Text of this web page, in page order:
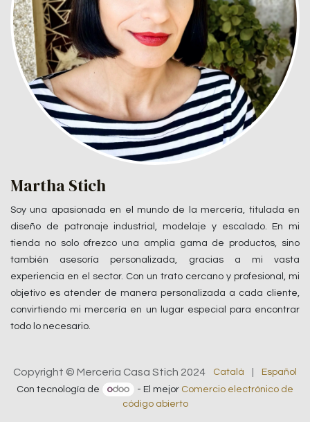
Martha Stich
Soy una apasionada en el mundo de la mercería, titulada en
diseño de patronaje industrial, modelaje y escalado. En mi
tienda no solo ofrezco una amplia gama de productos, sino
también asesoría personalizada, gracias a mi vasta
experiencia en el sector. Con un trato cercano y profesional, mi
objetivo es atender de manera personalizada a cada cliente,
convirtiendo mi mercería en un lugar especial para encontrar
todo lo necesario.
Copyright © Merceria Casa Stich 2024 Català
Español
Con tecnología de
- El mejor Comercio electrónico de
código abierto